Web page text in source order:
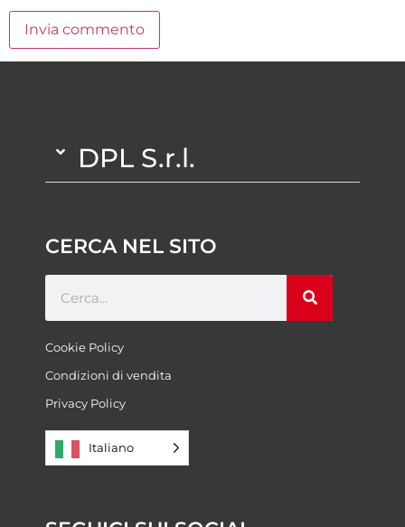
DPL S.r.l.
CERCA NEL SITO
Cookie Policy
Condizioni di vendita
Privacy Policy
Italiano